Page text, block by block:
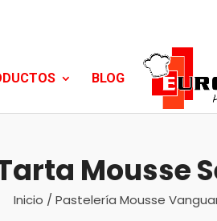
BLOG
Mousse
Inicio / Pastelería Mousse